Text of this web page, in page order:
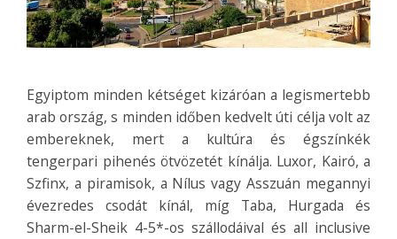
Egyiptom minden kétséget kizáróan a legismertebb
arab ország, s minden időben kedvelt úti célja volt az
embereknek, mert a kultúra és égszínkék
tengerpari pihenés ötvözetét kínálja. Luxor, Kairó, a
Szfinx, a piramisok, a Nílus vagy Asszuán megannyi
évezredes csodát kínál, míg Taba, Hurgada és
Sharm-el-Sheik 4-5*-os szállodáival és all inclusive